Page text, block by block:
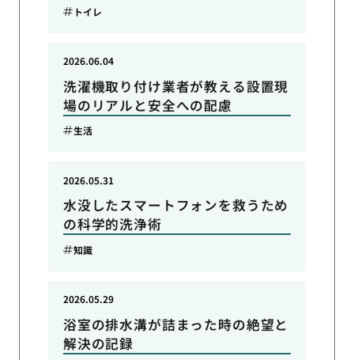
トイレ
洗濯機取り付け業者が教える設置現
場のリアルと安全への配慮
2026.06.04
生活
水没したスマートフォンを救うため
の科学的洗浄術
2026.05.31
知識
浴室の排水溝が詰まった時の絶望と
解決の記録
2026.05.29